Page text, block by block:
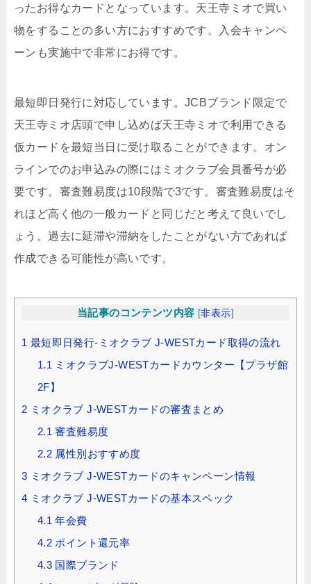
ったお得なカードとなっています。天王寺ミオで買い
物をすることの多い方におすすめです。入会キャンペ
ーンも実施中で非常にお得です。
最短即日発行に対応しています。JCBブランド限定で
天王寺ミオ店頭で申し込めば天王寺ミオで利用できる
仮カードを最短当日に受け取ることができます。オン
ラインでのお申込みの際にはミオクラブ会員番号が必
要です。審査難易度は10段階で3です。審査難易度はそ
れほど高く他の一般カードと同じだと考えて良いでし
ょう。過去に延滞や滞納をしたことがない方であれば
作成できる可能性が高いです。
当記事のコンテンツ内容 [非表示]
1 最短即日発行-ミオクラブ J‐WESTカード取得の流れ
1.1 ミオクラブJ-WESTカードカウンター【プラザ館
2F】
2 ミオクラブ J‐WESTカードの審査まとめ
2.1 審査難易度
2.2 属性別おすすめ度
3 ミオクラブ J‐WESTカードのキャンペーン情報
4 ミオクラブ J‐WESTカードの基本スペック
4.1 年会費
4.2 ポイント還元率
4.3 国際ブランド